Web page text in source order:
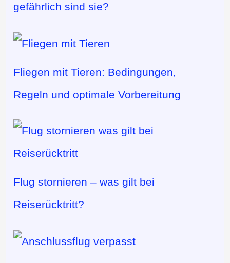
gefährlich sind sie?
Fliegen mit Tieren: Bedingungen,
Regeln und optimale Vorbereitung
Flug stornieren – was gilt bei
Reiserücktritt?